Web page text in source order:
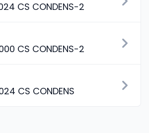
CS CONDENS-2
CS CONDENS-2
CS CONDENS